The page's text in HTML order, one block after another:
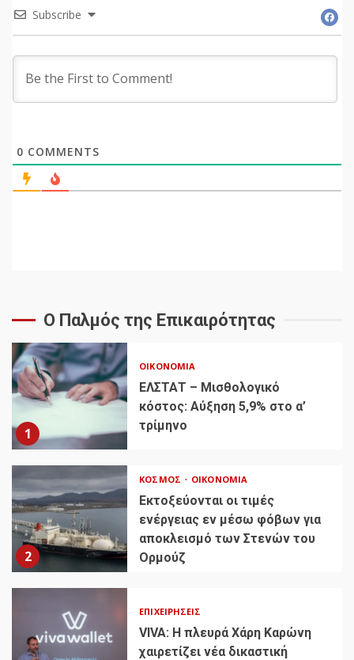
Subscribe
0 COMMENTS
Ο Παλμός της Επικαιρότητας
1
ΟΙΚΟΝΟΜΊΑ
ΕΛΣΤΑΤ – Μισθολογικό
κόστος: Αύξηση 5,9% στο α’
τρίμηνο
2
ΚΌΣΜΟΣ ΟΙΚΟΝΟΜΊΑ
Εκτοξεύονται οι τιμές
ενέργειας εν μέσω φόβων για
αποκλεισμό των Στενών του
Ορμούζ
ΕΠΙΧΕΙΡΉΣΕΙΣ
VIVA: Η πλευρά Χάρη Καρώνη
χαιρετίζει νέα δικαστική